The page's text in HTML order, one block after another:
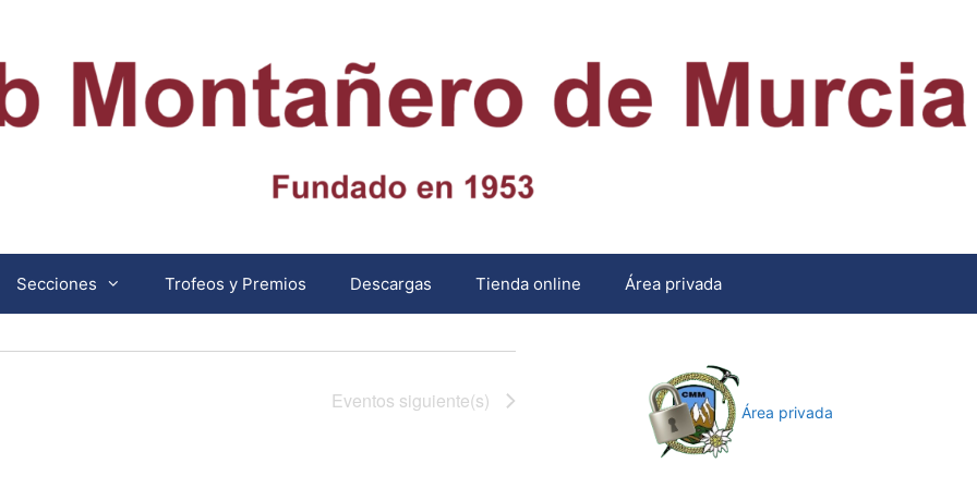
Secciones Trofeos y Premios Descargas Tienda online Área privada
Eventos siguiente(s) Área privada